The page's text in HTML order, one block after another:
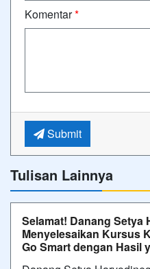
Komentar*
Submit
Tulisan Lainnya
Selamat! Danang
Menyelesaikan Kursus
Go Smart dengan Hasil